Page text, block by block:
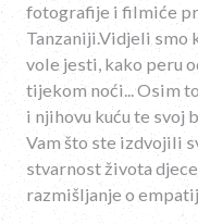
fotografije i filmiće
Tanzaniji.Vidjeli smo
vole jesti, kako peru
tijekom noći... Osim
i njihovu kuću te svoj
Vam što ste izdvojili
stvarnost života
razmišljanje o